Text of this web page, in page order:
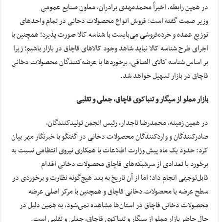
در همین رابطه، اخیراً محمدمهدی برادران، معاون صنایع عمومی
وزیر صمت گفته است: فروش انواع محصولات دخانی در تمام واحدهای
توزیعِ عمده و خرده‌فروشی می‌بایست با شناسه کالا صورت پذیرد؛ همچنین با
اجرای طرح شناسه کالا نباید شاهد وجود کالاهای قاچاق در بازار باشیم؛ زیرا
بر اساس شناسه کالای الصاقی، برخوردها با عرضه‌کنندگان محصولات دخانی
قاچاق در بازار تسهیل خواهد شد.
بازار مملو از سیگار و تنباکوی قاچاق، جعلی و تقلبی
در همین زمینه، محمدرضا تاجدار، رئیس انجمن تولیدکنندگان،
صادرکنندگان و واردکنندگان محصولات دخانی در گفتگو باخبرنگار مهربیان
کرد: حدود یک ماه پیش وزارت اطلاعات با همکاری نیروی انتظامی نسبت به
برخورد با تعدادی از سرشبکه‌های قاچاق محصولات دخانی اقدام
قابل‌توجهی انجام داد؛ اما از آن تاریخ به بعد هیچ‌گونه نظارت و برخوردی در
سطح عرضه با محصولات دخانی قاچاق و همچنین با مرکز اصلی عرضه
محصولات دخانی قاچاق در استان‌ها مشاهده نمی‌شود، به همین دلیل در
حال حاضر بازار مملو از سیگار و تنباکوی قاچاق، جعلی و تقلبی است.